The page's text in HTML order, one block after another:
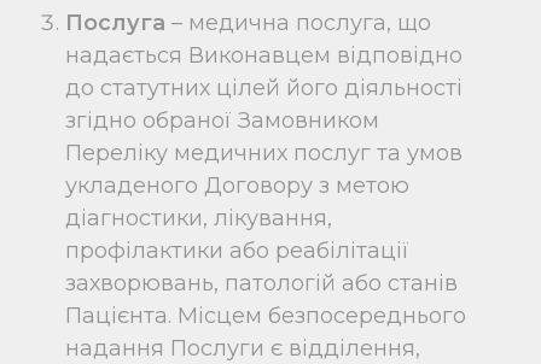
Послуга – медична послуга, що
надається Виконавцем відповідно
до статутних цілей його діяльності
згідно обраної Замовником
Переліку медичних послуг та умов
укладеного Договору з метою
діагностики, лікування,
профілактики або реабілітації
захворювань, патологій або станів
Пацієнта. Місцем безпосереднього
надання Послуги є відділення,